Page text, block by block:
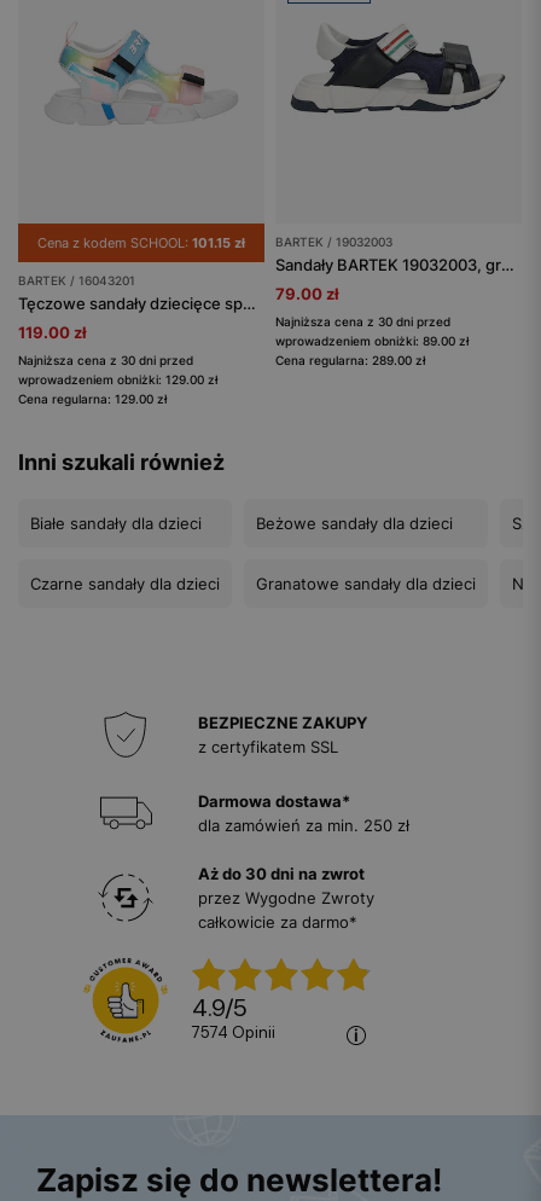
Cena z kodem SCHOOL: 101.15 zł
BARTEK / 16043201
Tęczowe sandały dziecięce sportowe na rzepy BARTEK 16043201
119.00 zł
Najniższa cena z 30 dni przed
wprowadzeniem obniżki: 129.00 zł
Cena regularna: 129.00 zł
BARTEK / 19032003
Sandały BARTEK 19032003, granatowy
79.00 zł
Najniższa cena z 30 dni przed
wprowadzeniem obniżki: 89.00 zł
Cena regularna: 289.00 zł
Inni szukali również
Białe sandały dla dzieci
Czarne sandały dla dzieci
Beżowe sandały dla dzieci
Granatowe sandały dla dzieci
BEZPIECZNE ZAKUPY
z certyfikatem SSL
Darmowa dostawa*
dla zamówień za min. 250 zł
Aż do 30 dni na zwrot
przez Wygodne Zwroty
całkowicie za darmo*
4.9/5
7574 opinii
Zapisz się do newslettera!